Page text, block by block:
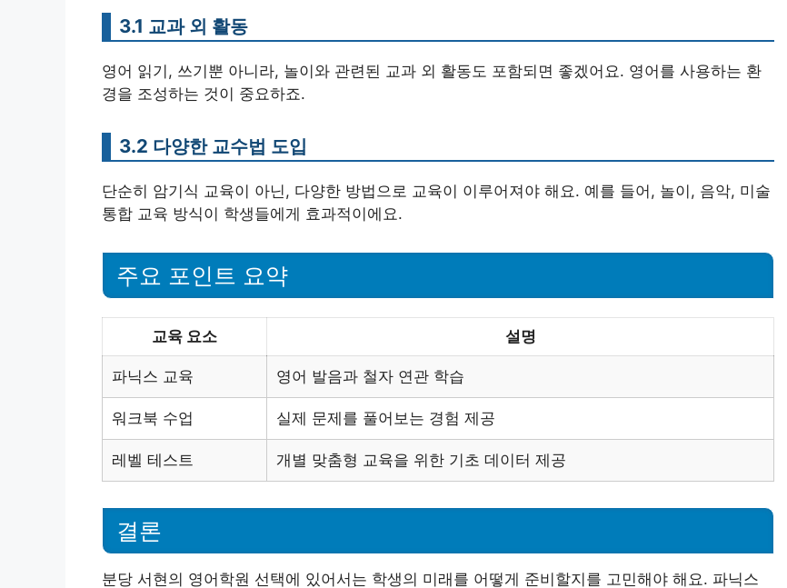
3.1 교과 외 활동
영어 읽기, 쓰기뿐 아니라, 놀이와 관련된 교과 외 활동도 포함되면 좋겠어요. 영어를 사용하는 환
경을 조성하는 것이 중요하죠.
3.2 다양한 교수법 도입
단순히 암기식 교육이 아닌, 다양한 방법으로 교육이 이루어져야 해요. 예를 들어, 놀이, 음악, 미술
통합 교육 방식이 학생들에게 효과적이에요.
주요 포인트 요약
교육 요소 설명
파닉스 교육 영어 발음과 철자 연관 학습
워크북 수업 실제 문제를 풀어보는 경험 제공
레벨 테스트 개별 맞춤형 교육을 위한 기초 데이터 제공
결론
분당 서현의 영어학원 선택에 있어서는 학생의 미래를 어떻게 준비할지를 고민해야 해요. 파닉스